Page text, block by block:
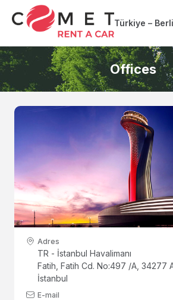
Türkiye –
Offices
Adres
TR - İstanbul Havalimanı
Fatih, Fatih Cd. No:497 /A, 34277
İstanbul
E-mail